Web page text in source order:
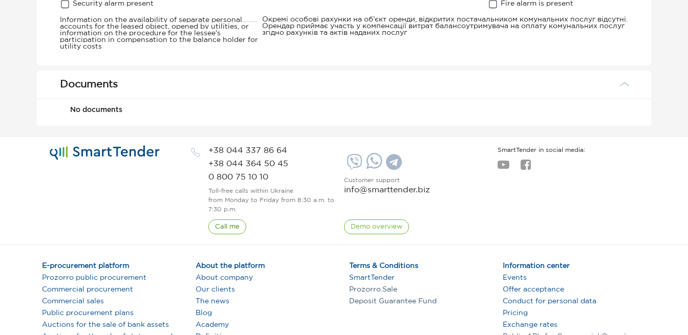
Security alarm present Fire alarm is present
Information on the availability of separate personal
accounts for the leased object, opened by utilities, or
information on the procedure for the lessee's
participation in compensation to the balance holder for
utility costs
Окремі особові рахунки на об'єкт оренди, відкритих постачальником комунальних послуг відсутні.
Орендар приймає участь у компенсації витрат балансоутримувача на оплату комунальних послуг
згідно рахунків та актів наданих послуг
Documents
No documents
+38 044 337 86 64
+38 044 364 50 45
0 800 75 10 10
Toll-free calls within Ukraine
from Monday to Friday from 8:30 a.m. to
7:30 p.m.
Call me
Customer support
info@smarttender.biz
Demo overview
SmartTender in social media:
E-procurement platform
Prozorro public procurement
Commercial procurement
Commercial sales
Public procurement plans
Auctions for the sale of bank assets
About the platform
About company
Our clients
The news
Blog
Academy
Terms & Conditions
SmartTender
Prozorro.Sale
Deposit Guarantee Fund
Information center
Events
Offer acceptance
Conduct for personal data
Pricing
Exchange rates